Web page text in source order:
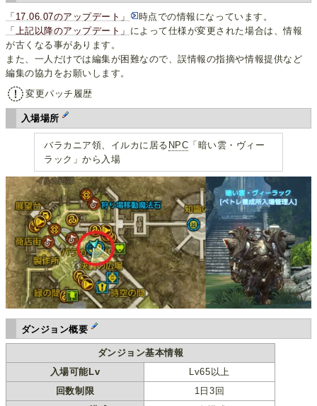
「17.06.07のアップデート」
時点での情報になっています。
「上記以降のアップデート」 によって仕様が変更された場合は、情報
が古くなる事があります。
また、一人だけでは編集が困難なので、誤情報の指摘や情報提供など
編集の協力をお願いします。
変更パッチ履歴
入場場所
バラカニア領、イルカに居る NPC 「暗い雲・ヴィー
ラック」から入場
ダンジョン概要
ダンジョン基本情報
入場可能Lv
Lv65以上
回数制限
1日3回